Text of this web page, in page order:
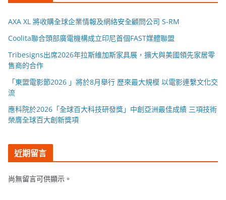
AXA XL 將收購全球企業情報及網絡安全顧問公司 S-RM
Coolita聯合頭部廣電機構成立印尼首個FAST媒體聯盟
Tribesigns出席2026年拉斯維加斯家具展，擴大與美國領先家居零
售商的合作
「東盟電影節2026 」將於8月舉行 歷來最大規模 以電影連繫文化交
流
應科院於2026「全球百大科技研發獎」中創亞洲最佳成績 三項技術
榮膺全球百大創新獎項
近期留言
尚無留言可供顯示。